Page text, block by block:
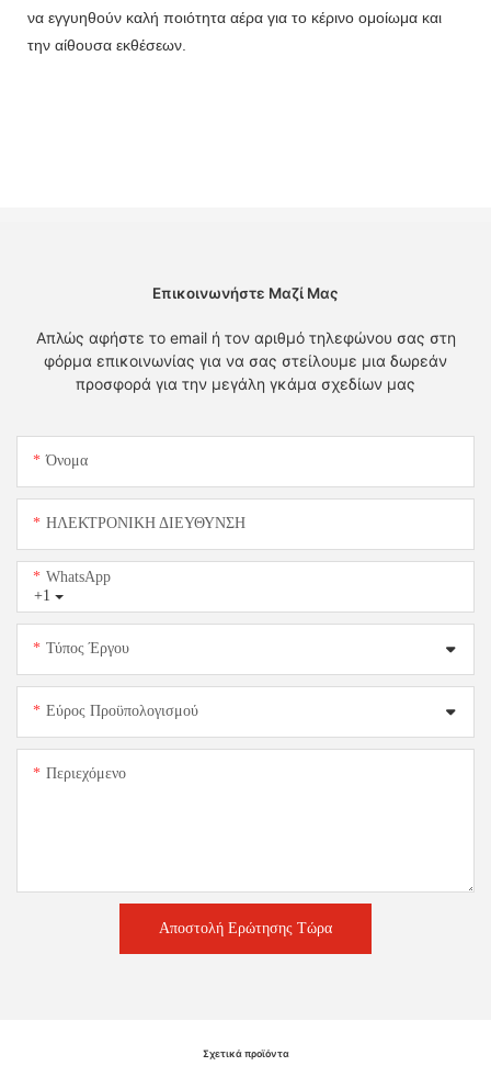
να εγγυηθούν καλή ποιότητα αέρα για το κέρινο ομοίωμα και
την αίθουσα εκθέσεων.
Επικοινωνήστε Μαζί Μας
Απλώς αφήστε το email ή τον αριθμό τηλεφώνου σας στη
φόρμα επικοινωνίας για να σας στείλουμε μια δωρεάν
προσφορά για την μεγάλη γκάμα σχεδίων μας
Όνομα
ΗΛΕΚΤΡΟΝΙΚΗ ΔΙΕΥΘΥΝΣΗ
+1
WhatsApp
Τύπος Έργου
Εύρος Προϋπολογισμού
Περιεχόμενο
Αποστολή Ερώτησης Τώρα
Σχετικά προϊόντα